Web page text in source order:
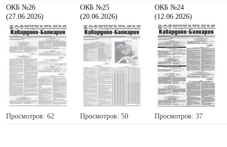
ОКБ №26
(27.06.2026)
Просмотров: 62
ОКБ №25
(20.06.2026)
Просмотров: 50
ОКБ №24
(12.06.2026)
Просмотров: 37